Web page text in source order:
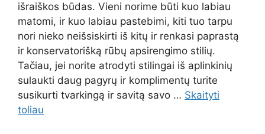
išraiškos būdas. Vieni norime būti kuo labiau
matomi, ir kuo labiau pastebimi, kiti tuo tarpu
nori nieko neišsiskirti iš kitų ir renkasi paprastą
ir konservatorišką rūbų apsirengimo stilių.
Tačiau, jei norite atrodyti stilingai iš aplinkinių
sulaukti daug pagyrų ir komplimentų turite
susikurti tvarkingą ir savitą savo … Skaityti
toliau